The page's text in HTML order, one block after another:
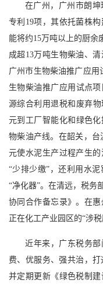
在广州，广州市朗
专利19项，其依托菌株
能将约15万吨以上的厨余
成超13万吨生物柴油、
广州市生物柴油推广应用
生物柴油推广应用试点
源综合利用退税和废弃
元到工厂智能化和绿色
物柴油产线。在韶关，台
元使水泥生产过程产生
“少排少缴”，还利用水
“净化器”。在清远，税务
协同合作备忘录》。在
正在化工产业园区的“涉
近年来，广东税务
费、优服务、强共治，
并定期更新《绿色税制